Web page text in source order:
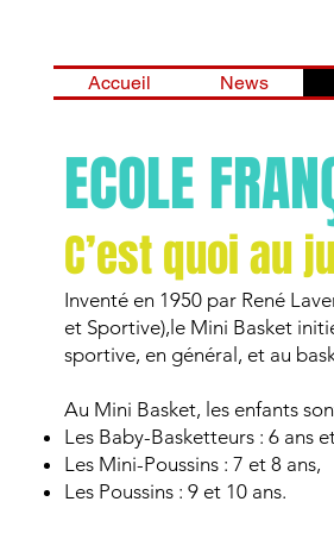
Accueil News
ECOLE
C’est quoi au
Inventé en 1950 par René
et Sportive),le Mini Basket
sportive, en général, et au
Au Mini Basket, les enfants
Les Baby-Basketteurs : 6 ans
Les Mini-Poussins : 7 et 8 ans,
Les Poussins : 9 et 10 ans.